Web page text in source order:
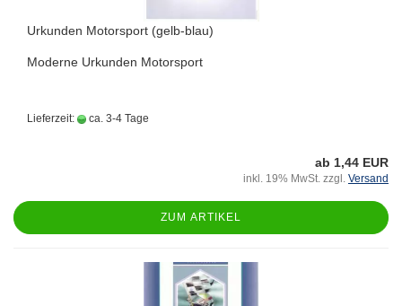
Urkunden Motorsport (gelb-blau)
Moderne Urkunden Motorsport
Lieferzeit: ca. 3-4 Tage
ab 1,44 EUR
inkl. 19% MwSt. zzgl. Versand
ZUM ARTIKEL